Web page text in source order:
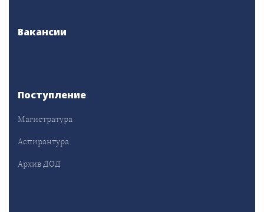
Вакансии
Поступление
Магистратура
Аспирантура
Архив ДОД